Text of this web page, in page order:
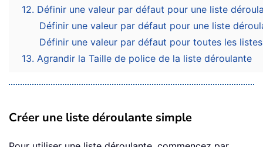
12. Définir une valeur par défaut pour une liste
Définir une valeur par défaut pour une liste
Définir une valeur par défaut pour toutes les
13. Agrandir la Taille de police de la liste déroulante
Créer une liste déroulante simple